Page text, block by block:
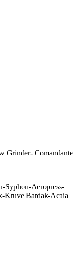
Grinder- Comandante
Syphon-Aeropress-
Kruve Bardak-Acaia